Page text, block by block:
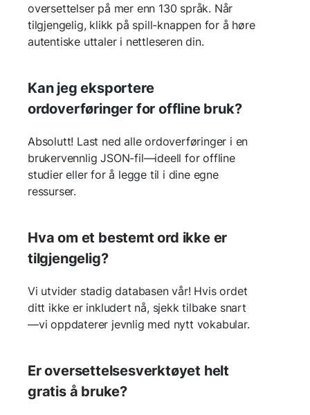
oversettelser på mer enn 130 språk. Når
tilgjengelig, klikk på spill-knappen for å høre
autentiske uttaler i nettleseren din.
Kan jeg eksportere
ordoverføringer for offline bruk?
Absolutt! Last ned alle ordoverføringer i en
brukervennlig JSON-fil—ideell for offline
studier eller for å legge til i dine egne
ressurser.
Hva om et bestemt ord ikke er
tilgjengelig?
Vi utvider stadig databasen vår! Hvis ordet
ditt ikke er inkludert nå, sjekk tilbake snart
—vi oppdaterer jevnlig med nytt vokabular.
Er oversettelsesverktøyet helt
gratis å bruke?